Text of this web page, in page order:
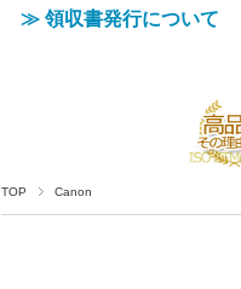
≫ 領収書発行について
TOP Canon